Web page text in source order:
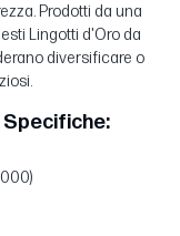
Prodotti da una
Lingotti d'Oro da
diversificare o
Specifiche: